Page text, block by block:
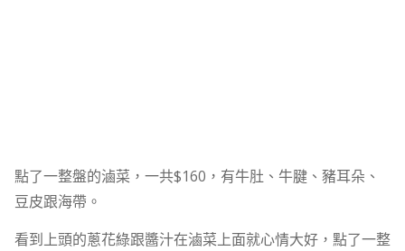
點了一整盤的滷菜，一共$160，有牛肚、牛腱、豬耳朵、
豆皮跟海帶。
看到上頭的蔥花綠跟醬汁在滷菜上面就心情大好，點了一整